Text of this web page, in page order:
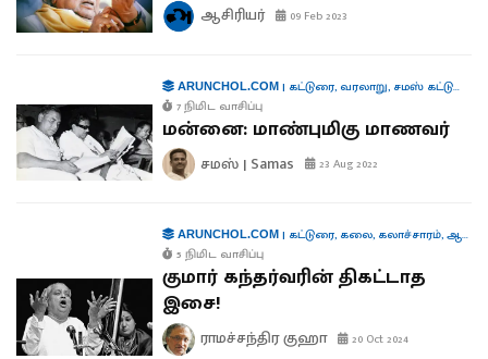
ஆசிரியர் 09 Feb 2023
ARUNCHOL.COM| கட்டுரை, வரலாறு, சமஸ் கட்டுரை
7 நிமிட வாசிப்பு
மன்னை: மாண்புமிகு மாணவர்
சமஸ் | Samas 23 Aug 2022
ARUNCHOL.COM| கட்டுரை, கலை, கலாச்சாரம்,ஆளுமைகள்
5 நிமிட வாசிப்பு
குமார் கந்தர்வரின் திகட்டாத
இசை!
ராமச்சந்திர குஹா 20 Oct 2024